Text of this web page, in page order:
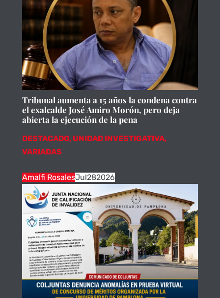
Tribunal aumenta a 15 años la condena contra
el exalcalde José Amiro Morón, pero deja
abierta la ejecución de la pena
DESTACADO, UNIDAD INVESTIGATIVA,
VARIADAS
Amalfi RosalesJul282026